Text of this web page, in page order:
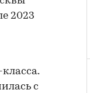
2023
с